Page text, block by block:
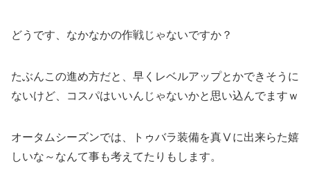
どうです、なかなかの作戦じゃないですか？
たぶんこの進め方だと、早くレベルアップとかできそうに
ないけど、コスパはいいんじゃないかと思い込んでますｗ
オータムシーズンでは、トゥバラ装備を真Ⅴに出来らた嬉
しいな～なんて事も考えてたりもします。